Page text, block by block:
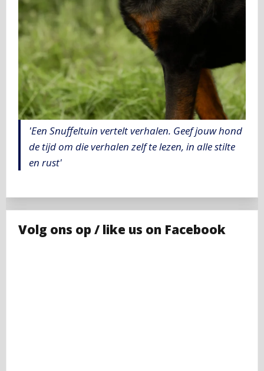
'Een Snuffeltuin vertelt verhalen. Geef jouw hond
de tijd om die verhalen zelf te lezen, in alle stilte
en rust'
Volg ons op / like us on Facebook